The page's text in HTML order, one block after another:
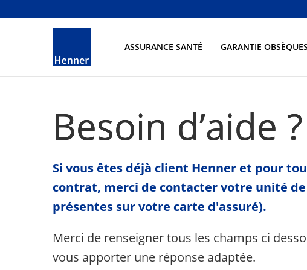
ASSURANCE SANTÉ GARANTIE OBSÈQUES
Besoin d’aide ?
Si vous êtes déjà client Henner et pour
contrat, merci de contacter votre unité
présentes sur votre carte d'assuré).
Merci de renseigner tous les champs ci
vous apporter une réponse adaptée.